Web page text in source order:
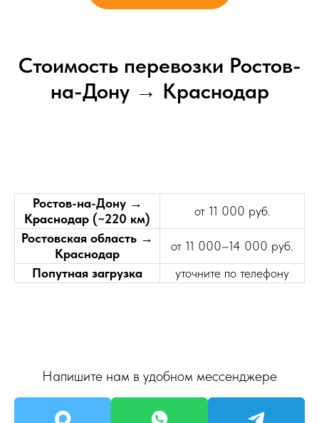
Стоимость перевозки Ростов-
на-Дону → Краснодар
Ростов-на-Дону →
Краснодар (~220 км)
от 11 000 руб.
Ростовская область →
Краснодар
от 11 000–14 000 руб.
Попутная загрузка
уточните по телефону
Напишите нам в удобном мессенджере